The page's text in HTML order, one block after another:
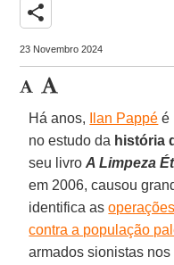
share
23 Novembro 2024
Há anos, Ilan Pappé é
no estudo da história
seu livroA Limpeza
em 2006, causou
identifica as
contra a população
armados sionistas